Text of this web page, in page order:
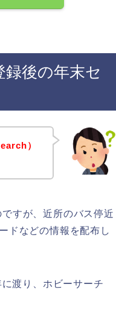
後の年末セ
）
すが、近所のバス停近
ドなどの情報を配布し
渡り、ホビーサーチ